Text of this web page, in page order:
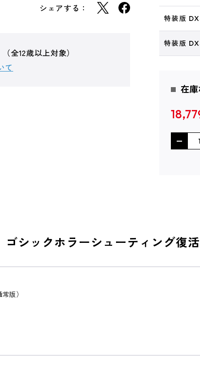
シェアする：
全12歳以上対象）
て
特装版
特装版
在
シックホラーシューティング復活
版）